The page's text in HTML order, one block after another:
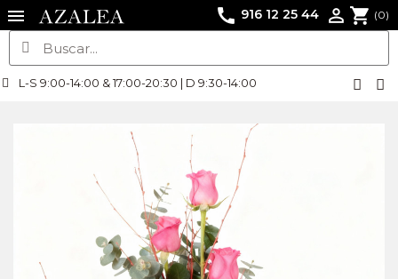
call 916 12 25 44  shopping_cart (0)
L-S 9:00-14:00 & 17:00-20:30 | D 9:30-14:00